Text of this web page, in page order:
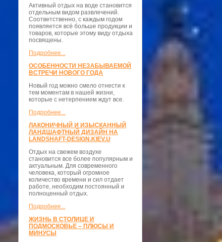
Активный отдых на воде становится
отдельным видом развлечений.
Соответственно, с каждым годом
появляется всё больше продукции и
товаров, которые этому виду отдыха
посвящены.
Подробнее...
ОСОБЕННОСТИ НЕЗАБЫВАЕМОЙ
ВСТРЕЧИ НОВОГО ГОДА
Новый год можно смело отнести к
тем моментам в нашей жизни,
которые с нетерпением ждут все.
Подробнее...
ЛАКОНИЧНЫЙ И ИЗЫСКАННЫЙ
ЛАНДШАФТНЫЙ ДИЗАЙН НА
LANDSHAFT-DESIGN.KIEV.U
Отдых на свежем воздухе
становится все более популярным и
актуальным. Для современного
человека, который огромное
количество времени и сил отдает
работе, необходим постоянный и
полноценный отдых.
Подробнее...
ЖИЗНЬ В СТОЛИЦЕ И
ПОДМОСКОВЬЕ – ПЛЮСЫ И
МИНУСЫ